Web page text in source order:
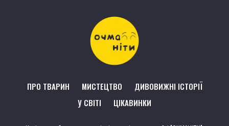
ПРО ТВАРИН МИСТЕЦТВО
ДИВОВИЖНІ ІСТОРІЇ
У СВІТІ
ЦІКАВИНКИ